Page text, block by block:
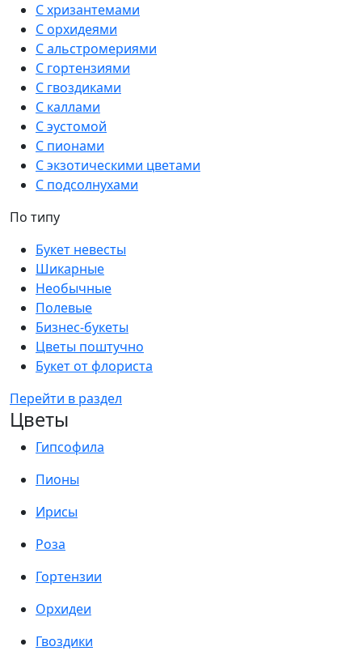
С хризантемами
С орхидеями
С альстромериями
С гортензиями
С гвоздиками
С каллами
С эустомой
С пионами
С экзотическими цветами
С подсолнухами
По типу
Букет невесты
Шикарные
Необычные
Полевые
Бизнес-букеты
Цветы поштучно
Букет от флориста
Перейти в раздел
Цветы
Гипсофила
Пионы
Ирисы
Роза
Гортензии
Орхидеи
Гвоздики